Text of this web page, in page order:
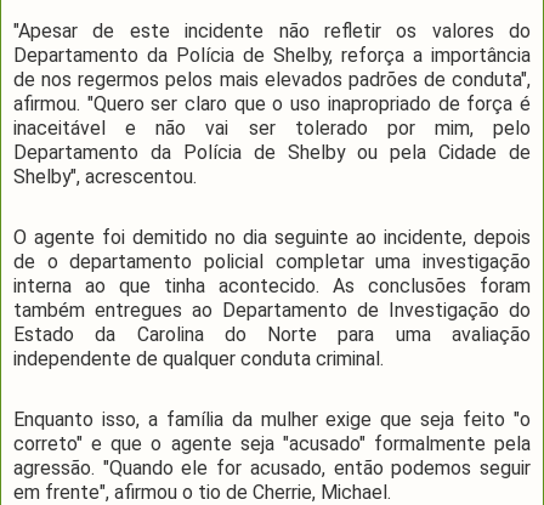
"Apesar de este incidente não refletir os valores do
Departamento da Polícia de Shelby, reforça a importância
de nos regermos pelos mais elevados padrões de conduta",
afirmou. "Quero ser claro que o uso inapropriado de força é
inaceitável e não vai ser tolerado por mim, pelo
Departamento da Polícia de Shelby ou pela Cidade de
Shelby", acrescentou.
O agente foi demitido no dia seguinte ao incidente, depois
de o departamento policial completar uma investigação
interna ao que tinha acontecido. As conclusões foram
também entregues ao Departamento de Investigação do
Estado da Carolina do Norte para uma avaliação
independente de qualquer conduta criminal.
Enquanto isso, a família da mulher exige que seja feito "o
correto" e que o agente seja "acusado" formalmente pela
agressão. "Quando ele for acusado, então podemos seguir
em frente", afirmou o tio de Cherrie, Michael.